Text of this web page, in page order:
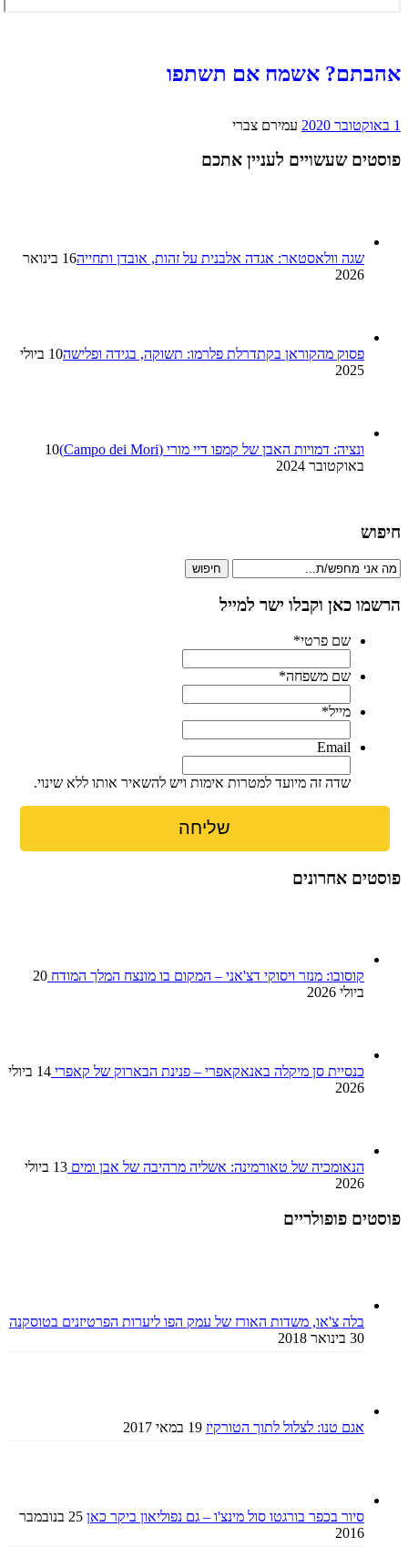
אהבתם? אשמח אם תשתפו
1 באוקטובר 2020 עמירם צברי
פוסטים שעשויים לעניין אתכם
שגה וולאסטאר: אגדה אלבנית על זהות, אובדן ותחייה
16 בינואר
2026
פסוק מהקוראן בקתדרלת פלרמו: תשוקה, בגידה ופלישה
10 ביולי
2025
ונציה: דמויות האבן של קמפו דיי מורי (Campo dei Mori)
10
באוקטובר 2024
חיפוש
חיפוש
הרשמו כאן וקבלו ישר למייל
שם פרטי*
שם משפחה*
מייל*
Email
שדה זה מיועד למטרות אימות ויש להשאיר אותו ללא שינוי.
פוסטים אחרונים
קוסובו: מנזר ויסוקי דצ'אני – המקום בו מונצח המלך המודח 20
ביולי 2026
כנסיית סן מיקלה באנאקאפרי – פנינת הבארוק של קאפרי
14 ביולי
2026
הנאומכיה של טאורמינה: אשליה מרהיבה של אבן ומים
13 ביולי
2026
פוסטים פופולריים
בלה צ'או, משדות האורז של עמק הפו ליערות הפרטיזנים בטוסקנה
30 בינואר 2018
אגם טנו: לצלול לתוך הטורקיז 19 במאי 2017
סיור בכפר בורגטו סול מינצ'ו – גם נפוליאון ביקר כאן
25 בנובמבר
2016